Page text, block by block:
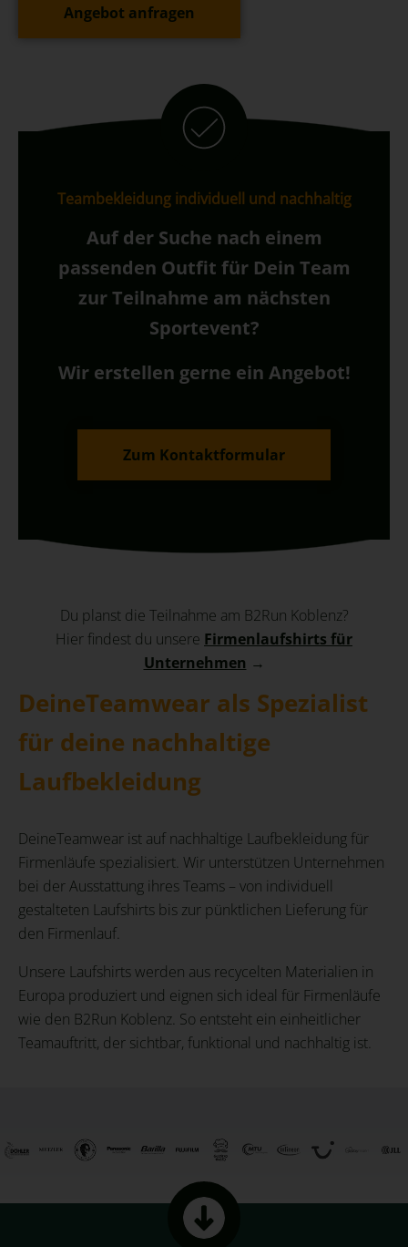
Angebot anfragen
Teambekleidung individuell und nachhaltig
Auf der Suche nach einem
passenden Outfit für Dein Team
zur Teilnahme am nächsten
Sportevent?
Wir erstellen gerne ein Angebot!
Zum Kontaktformular
Du planst die Teilnahme am B2Run Koblenz?
Hier findest du unsere Firmenlaufshirts für
Unternehmen →
DeineTeamwear als Spezialist
für deine nachhaltige
Laufbekleidung
DeineTeamwear ist auf nachhaltige Laufbekleidung für
Firmenläufe spezialisiert. Wir unterstützen Unternehmen
bei der Ausstattung ihres Teams – von individuell
gestalteten Laufshirts bis zur pünktlichen Lieferung für
den Firmenlauf.
Unsere Laufshirts werden aus recycelten Materialien in
Europa produziert und eignen sich ideal für Firmenläufe
wie den B2Run Koblenz. So entsteht ein einheitlicher
Teamauftritt, der sichtbar, funktional und nachhaltig ist.